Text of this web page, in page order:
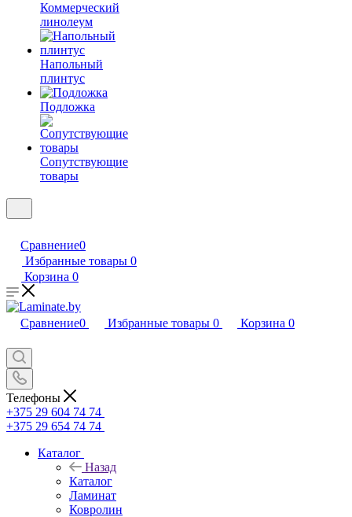
Коммерческий
линолеум
Напольный
плинтус
Подложка
Сопутствующие
товары
Сравнение0
Избранные товары 0
Корзина 0
Сравнение0 Избранные товары 0 Корзина 0
Телефоны
+375 29 604 74 74
+375 29 654 74 74
Каталог
Назад
Каталог
Ламинат
Ковролин